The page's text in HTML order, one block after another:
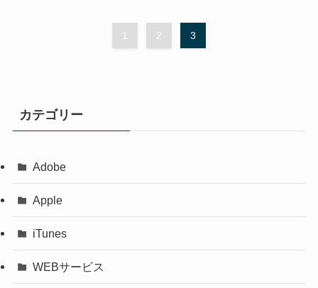
1 2 3
カテゴリー
Adobe
Apple
iTunes
WEBサービス